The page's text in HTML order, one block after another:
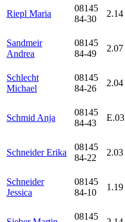
Riepl Maria
08145
84-30
2.14
Sandmeir
Andrea
08145
84-49
2.07
Schlecht
Michael
08145
84-26
2.04
Schmid Anja
08145
84-43
E.03
Schneider Erika
08145
84-22
2.03
Schneider
Jessica
08145
84-10
1.19
08145